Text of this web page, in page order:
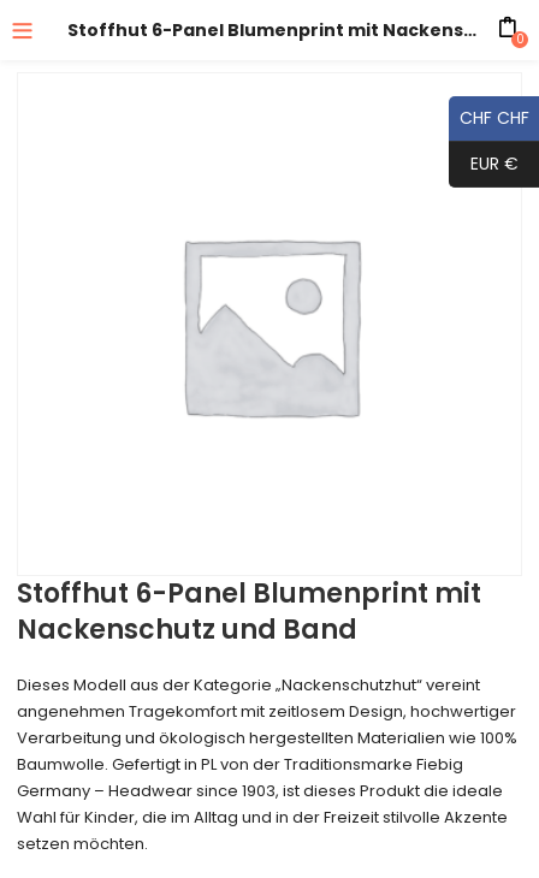
Stoffhut 6-Panel Blumenprint mit Nackenschutz und Band 0
Stoffhut 6-Panel Blumenprint mit
Nackenschutz und Band
Dieses Modell aus der Kategorie „Nackenschutzhut“ vereint
angenehmen Tragekomfort mit zeitlosem Design, hochwertiger
Verarbeitung und ökologisch hergestellten Materialien wie 100%
Baumwolle. Gefertigt in PL von der Traditionsmarke Fiebig
Germany – Headwear since 1903, ist dieses Produkt die ideale
Wahl für Kinder, die im Alltag und in der Freizeit stilvolle Akzente
setzen möchten.
CHF CHF
EUR €